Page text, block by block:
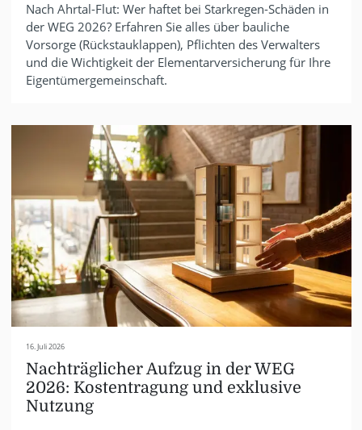
Nach Ahrtal-Flut: Wer haftet bei Starkregen-Schäden in
der WEG 2026? Erfahren Sie alles über bauliche
Vorsorge (Rückstauklappen), Pflichten des Verwalters
und die Wichtigkeit der Elementarversicherung für Ihre
Eigentümergemeinschaft.
16. Juli 2026
Nachträglicher Aufzug in der WEG
2026: Kostentragung und exklusive
Nutzung